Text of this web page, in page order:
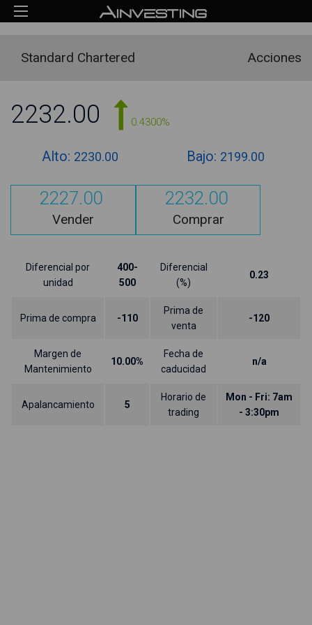
Standard Chartered Acciones
2232.00 0.4300%
Alto: 2230.00 Bajo: 2199.00
2227.00
Vender
2232.00
Comprar
Diferencial por
unidad
400-
500
Diferencial
(%)
0.23
Prima de compra -110
Prima de
venta
-120
Margen de
Mantenimiento
10.00%
Fecha de
caducidad
n/a
Apalancamiento 5
Horario de
trading
Mon - Fri: 7am
- 3:30pm